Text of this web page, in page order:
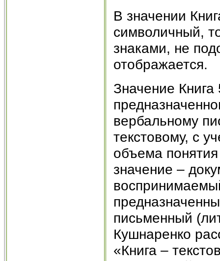
В значении
символичный,
знаками, не
отображается.
Значение Книга
вербальному
текстовому, с
объема
значение –
письменный
Кушнаренко
«Книга –